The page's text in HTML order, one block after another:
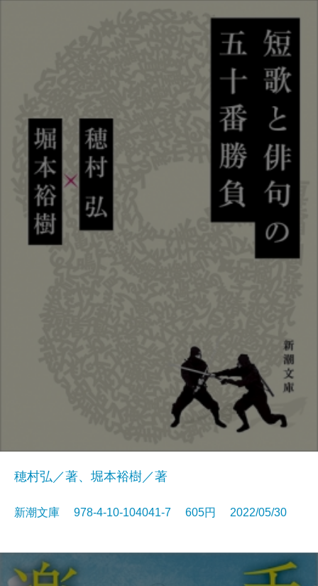
穂村弘／著、堀本裕樹／著
新潮文庫 978-4-10-104041-7 605円 2022/05/30